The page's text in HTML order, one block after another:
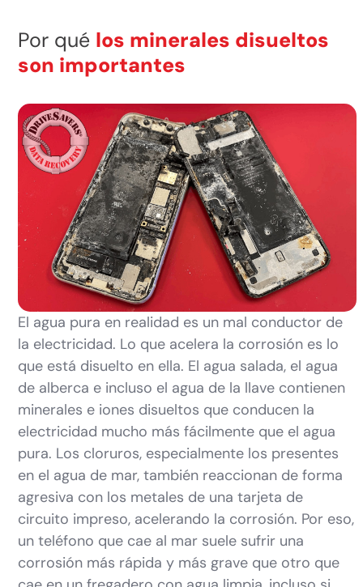
Por qué los minerales disueltos
son importantes
El agua pura en realidad es un mal conductor de
la electricidad. Lo que acelera la corrosión es lo
que está disuelto en ella. El agua salada, el agua
de alberca e incluso el agua de la llave contienen
minerales e iones disueltos que conducen la
electricidad mucho más fácilmente que el agua
pura. Los cloruros, especialmente los presentes
en el agua de mar, también reaccionan de forma
agresiva con los metales de una tarjeta de
circuito impreso, acelerando la corrosión. Por eso,
un teléfono que cae al mar suele sufrir una
corrosión más rápida y más grave que otro que